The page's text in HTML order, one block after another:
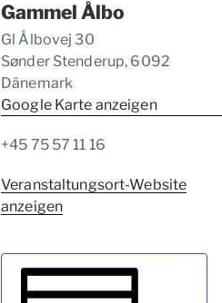
Gammel Ålbo
Gl Ålbovej 30
Sønder Stenderup, 6092
Dänemark
Google Karte anzeigen
+45 75 57 11 16
Veranstaltungsort-Website
anzeigen